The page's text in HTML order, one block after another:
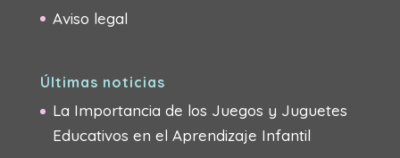
Aviso legal
Últimas noticias
La Importancia de los Juegos y Juguetes
Educativos en el Aprendizaje Infantil